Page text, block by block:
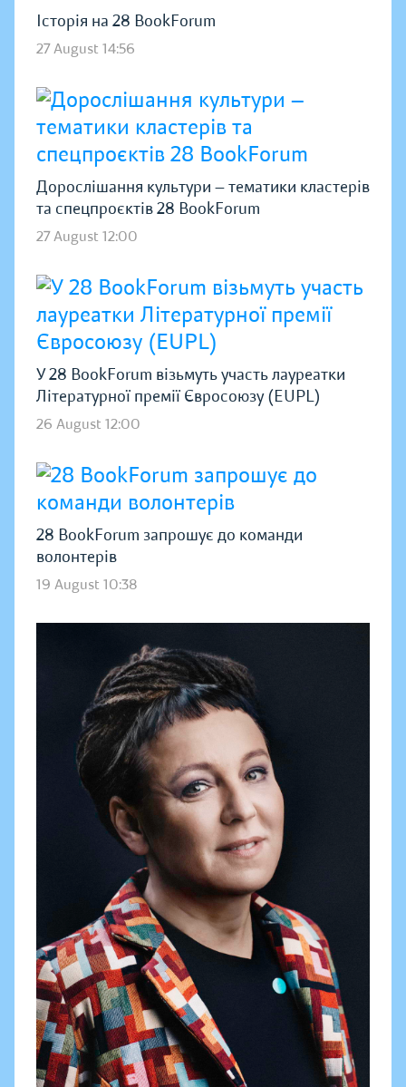
Історія на 28 BookForum
27 August 14:56
Дорослішання культури — тематики кластерів
та спецпроєктів 28 BookForum
27 August 12:00
У 28 BookForum візьмуть участь лауреатки
Літературної премії Євросоюзу (EUPL)
26 August 12:00
28 BookForum запрошує до команди
волонтерів
19 August 10:38